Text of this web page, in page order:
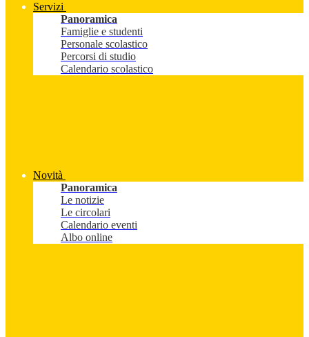
Servizi
Panoramica
Famiglie e studenti
Personale scolastico
Percorsi di studio
Calendario scolastico
Novità
Panoramica
Le notizie
Le circolari
Calendario eventi
Albo online